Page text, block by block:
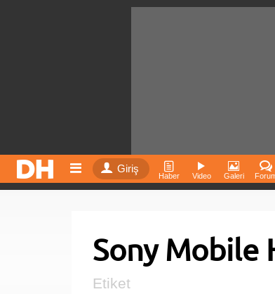
Giriş
Haber Video Galeri
Sony Mobile
Etiket